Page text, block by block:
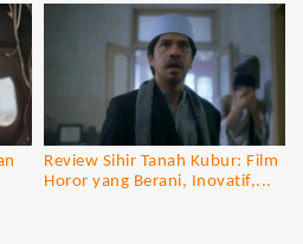
Review Sihir Tanah Kubur: Film
Horor yang Berani, Inovatif,...